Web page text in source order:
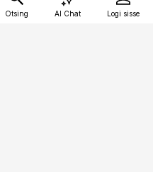
Otsing AI Chat Logi sisse